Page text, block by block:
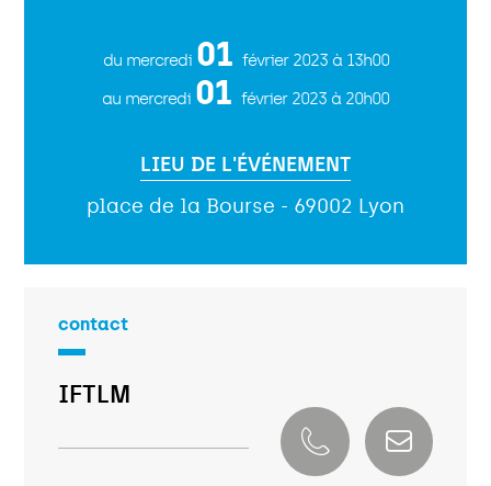
du mercredi 01 février 2023 à 13h00
au mercredi 01 février 2023 à 20h00
LIEU DE L'ÉVÉNEMENT
place de la Bourse - 69002 Lyon
contact
IFTLM